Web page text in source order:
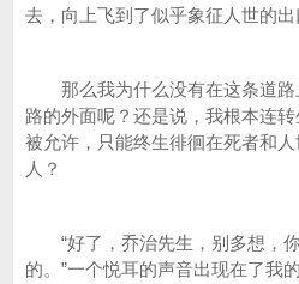
去，向上飞到了似乎象征人世的出
那么我为什么没有在这条道路
路的外面呢？还是说，我根本连
被允许，只能终生徘徊在死者和
人？
“好了，乔治先生，别多想，
的。”一个悦耳的声音出现在了我